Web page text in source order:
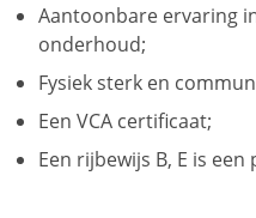
Aantoonbare ervaring
onderhoud;
Fysiek sterk en
Een VCA certificaat;
Een rijbewijs B, E is een